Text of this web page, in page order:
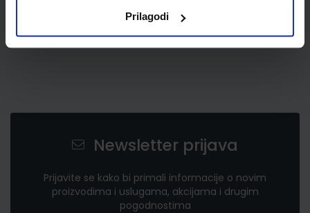
Prilagodi
Newsletter prijava
Prijavite se kako bi primali informacije o novim
proizvodima i uslugama, akcijama i drugim
pogodnostima